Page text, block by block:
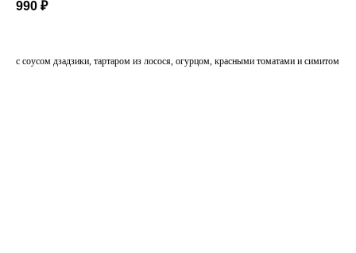
990 ₽
с соусом дзадзики, тартаром из лосося, огурцом, красными томатами и симитом